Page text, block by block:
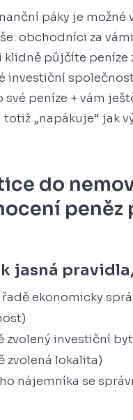
páky je možné
obchodníci za
klidně půjčíte peníze
investiční
své peníze + vám
totiž „napákuje“ jak
do
jasná
ekonomicky
zvolený investiční
zvolená lokalita)
nájemníka se